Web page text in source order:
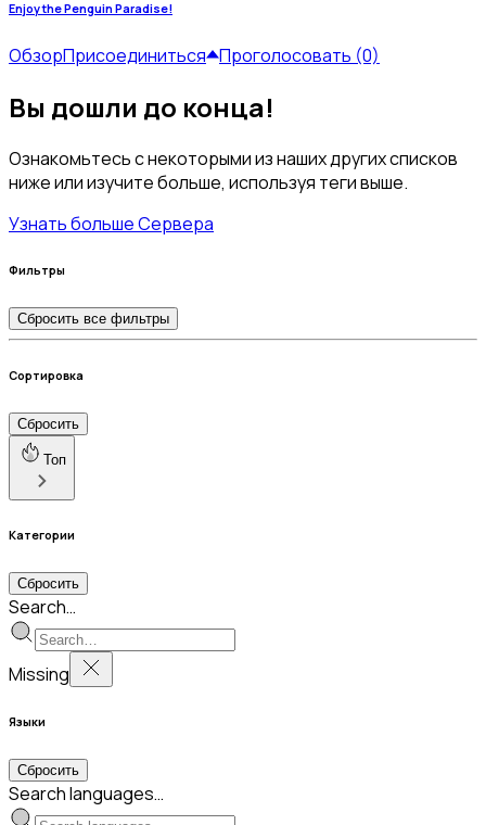
Enjoy the Penguin Paradise!
ОбзорПрисоединиться Проголосовать (0)
Вы дошли до конца!
Ознакомьтесь с некоторыми из наших других списков
ниже или изучите больше, используя теги выше.
Узнать больше Сервера
Фильтры
Сбросить все фильтры
Сортировка
Сбросить
Топ
Категории
Сбросить
Search…
Missing
Языки
Сбросить
Search languages…